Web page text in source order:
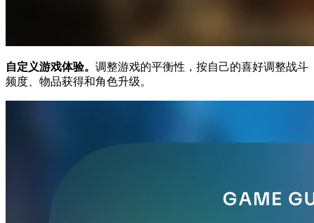
自定义游戏体验。 调整游戏的平衡性，按自己的喜好调整战斗
频度、物品获得和角色升级。